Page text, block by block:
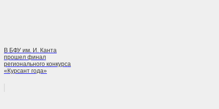
В БФУ им. И. Канта
прошел финал
регионального конкурса
«Курсант года»